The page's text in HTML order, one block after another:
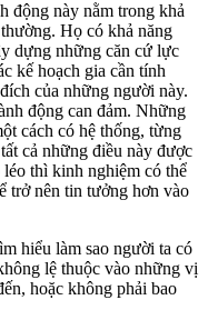
động này nằm trong khả
Họ có khả năng
dựng những căn cứ lực
kế hoạch gia cần tính
của những người này.
động can đảm. Những
cách có hệ thống, từng
cả những điều này được
thì kinh nghiệm có thể
trở nên tin tưởng hơn vào
hiểu làm sao người ta có
lệ thuộc vào những vị
hoặc không phải bao